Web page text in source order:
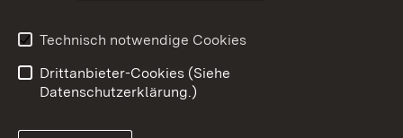
Barrierefreiheit
Technisch notwendige Cookies
Drittanbieter-Cookies (Siehe
Datenschutzerklärung.)